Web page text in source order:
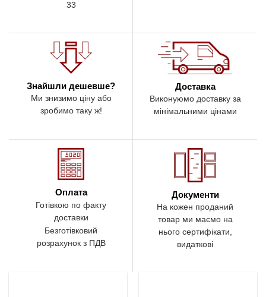
33
Знайшли дешевше?
Ми знизимо ціну або
зробимо таку ж!
Доставка
Виконуюмо доставку за
мінімальними цінами
Оплата
Готівкою по факту
доставки
Безготівковий
розрахунок з ПДВ
Документи
На кожен проданий
товар ми маємо на
нього сертифікати,
видаткові